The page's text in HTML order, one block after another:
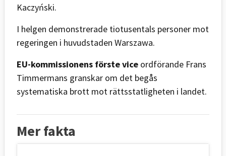
Kaczyński.
I helgen demonstrerade tiotusentals personer mot
regeringen i huvudstaden Warszawa.
EU-kommissionens förste vice ordförande Frans
Timmermans granskar om det begås
systematiska brott mot rättsstatligheten i landet.
Mer fakta